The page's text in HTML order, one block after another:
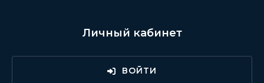
Личный кабинет
ВОЙТИ